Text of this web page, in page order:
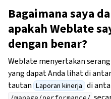
Bagaimana saya
apakah Weblate
dengan benar?
Weblate menyertakan
yang dapat Anda lihat di
tautan Laporan kinerja di